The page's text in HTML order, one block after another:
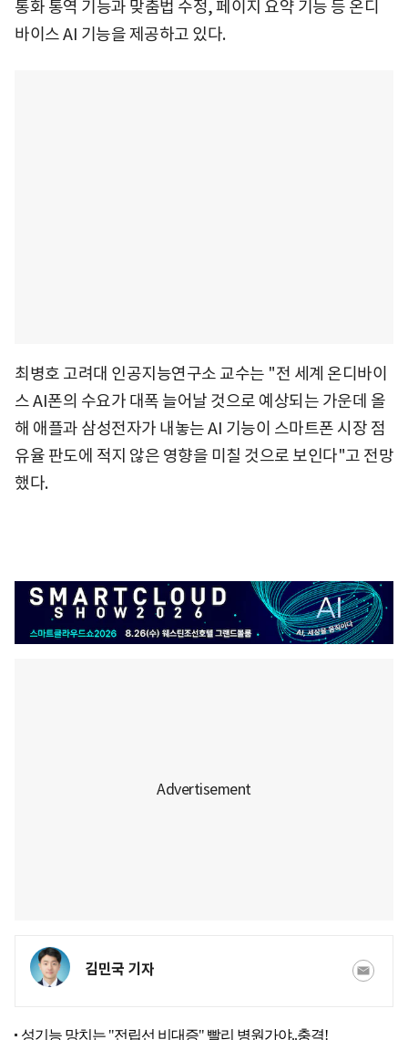
통화 통역 기능과 맞춤법 수정, 페이지 요약 기능 등 온디
바이스 AI 기능을 제공하고 있다.
최병호 고려대 인공지능연구소 교수는 "전 세계 온디바이
스 AI폰의 수요가 대폭 늘어날 것으로 예상되는 가운데 올
해 애플과 삼성전자가 내놓는 AI 기능이 스마트폰 시장 점
유율 판도에 적지 않은 영향을 미칠 것으로 보인다"고 전망
했다.
김민국 기자